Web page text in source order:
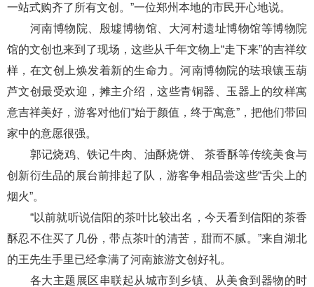
一站式购齐了所有文创。”一位郑州本地的市民开心地说。
河南博物院、殷墟博物馆、大河村遗址博物馆等博物院
馆的文创也来到了现场，这些从千年文物上“走下来”的吉祥纹
样，在文创上焕发着新的生命力。河南博物院的珐琅镶玉葫
芦文创最受欢迎，摊主介绍，这些青铜器、玉器上的纹样寓
意吉祥美好，游客对他们“始于颜值，终于寓意”，把他们带回
家中的意愿很强。
郭记烧鸡、铁记牛肉、油酥烧饼、 茶香酥等传统美食与
创新衍生品的展台前排起了队，游客争相品尝这些“舌尖上的
烟火”。
“以前就听说信阳的茶叶比较出名，今天看到信阳的茶香
酥忍不住买了几份，带点茶叶的清苦，甜而不腻。”来自湖北
的王先生手里已经拿满了河南旅游文创好礼。
各大主题展区串联起从城市到乡镇、从美食到器物的时